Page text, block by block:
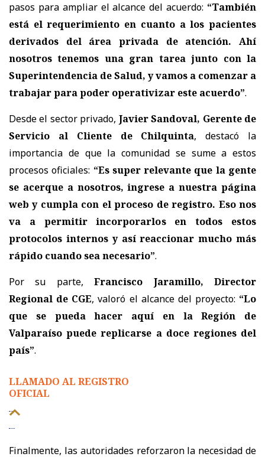
pasos para ampliar el alcance del acuerdo: “También
está el requerimiento en cuanto a los pacientes
derivados del área privada de atención. Ahí
nosotros tenemos una gran tarea junto con la
Superintendencia de Salud, y vamos a comenzar a
trabajar para poder operativizar este acuerdo”.
Desde el sector privado, Javier Sandoval, Gerente de
Servicio al Cliente de Chilquinta, destacó la
importancia de que la comunidad se sume a estos
procesos oficiales: “Es super relevante que la gente
se acerque a nosotros, ingrese a nuestra página
web y cumpla con el proceso de registro. Eso nos
va a permitir incorporarlos en todos estos
protocolos internos y así reaccionar mucho más
rápido cuando sea necesario”.
Por su parte,Francisco Jaramillo, Director
Regional de CGE, valoró el alcance del proyecto: “Lo
que se pueda hacer aquí en la Región de
Valparaíso puede replicarse a doce regiones del
país”.
LLAMADO AL REGISTRO
OFICIAL
Finalmente, las autoridades reforzaron la necesidad de